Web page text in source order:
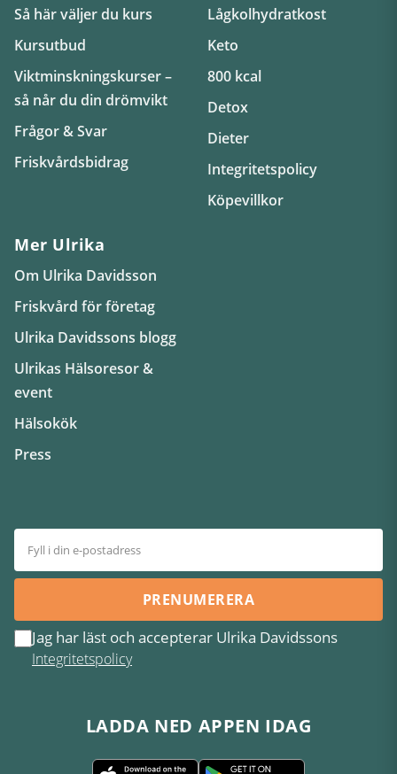
Så här väljer du kurs
Kursutbud
Viktminskningskurser –
så når du din drömvikt
Frågor & Svar
Friskvårdsbidrag
Lågkolhydratkost
Keto
800 kcal
Detox
Dieter
Integritetspolicy
Köpevillkor
Mer Ulrika
Om Ulrika Davidsson
Friskvård för företag
Ulrika Davidssons blogg
Ulrikas Hälsoresor &
event
Hälsokök
Press
PRENUMERERA
Jag har läst och accepterar Ulrika Davidssons
Integritetspolicy
LADDA NED APPEN IDAG